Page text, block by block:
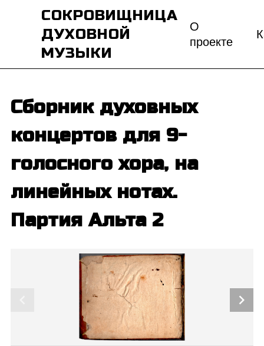
СОКРОВИЩНИЦА
ДУХОВНОЙ
МУЗЫКИ
О
проекте
Сборник духовных
концертов для 9-
голосного хора, на
линейных нотах.
Партия Альта 2
chevron_right